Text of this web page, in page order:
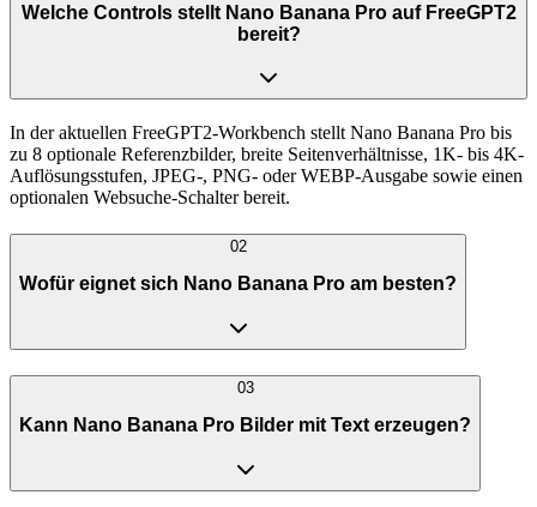
Welche Controls stellt Nano Banana Pro auf FreeGPT2
bereit?
In der aktuellen FreeGPT2-Workbench stellt Nano Banana Pro bis
zu 8 optionale Referenzbilder, breite Seitenverhältnisse, 1K- bis 4K-
Auflösungsstufen, JPEG-, PNG- oder WEBP-Ausgabe sowie einen
optionalen Websuche-Schalter bereit.
02
Wofür eignet sich Nano Banana Pro am besten?
03
Kann Nano Banana Pro Bilder mit Text erzeugen?